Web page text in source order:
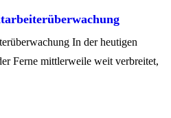
In der heutigen
Ferne mittlerweile weit verbreitet,